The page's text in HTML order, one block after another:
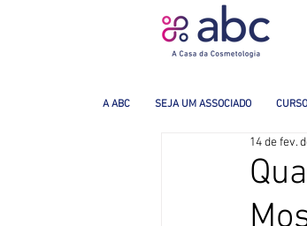
A ABC SEJA UM ASSOCIADO
14 de fev.